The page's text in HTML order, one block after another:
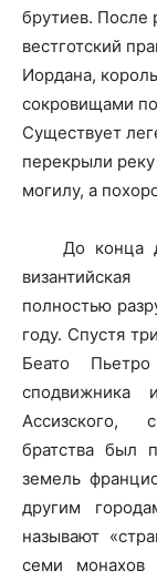
брутиев. После
вестготский
Иордана,
сокровищами
Существует
перекрыли
могилу, а
До конца
полностью
году. Спустя
Беато
сподвижника
Ассизского,
братства был
земель
другим
называют
семи монахов